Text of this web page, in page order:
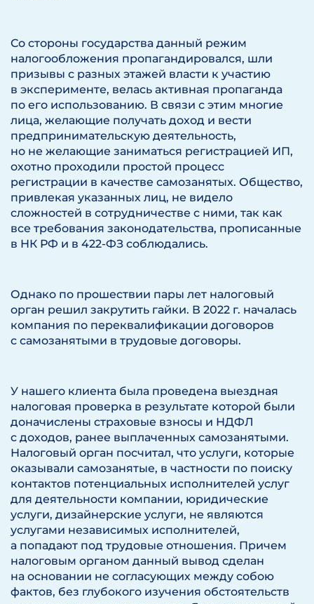
Со стороны государства данный режим
налогообложения пропагандировался, шли
призывы с разных этажей власти к участию
в эксперименте, велась активная пропаганда
по его использованию. В связи с этим многие
лица, желающие получать доход и вести
предпринимательскую деятельность,
но не желающие заниматься регистрацией ИП,
охотно проходили простой процесс
регистрации в качестве самозанятых. Общество,
привлекая указанных лиц, не видело
сложностей в сотрудничестве с ними, так как
все требования законодательства, прописанные
в НК РФ и в 422-ФЗ соблюдались.
Однако по прошествии пары лет налоговый
орган решил закрутить гайки. В 2022 г. началась
компания по переквалификации договоров
с самозанятыми в трудовые договоры.
У нашего клиента была проведена выездная
налоговая проверка в результате которой были
доначислены страховые взносы и НДФЛ
с доходов, ранее выплаченных самозанятыми.
Налоговый орган посчитал, что услуги, которые
оказывали самозанятые, в частности по поиску
контактов потенциальных исполнителей услуг
для деятельности компании, юридические
услуги, дизайнерские услуги, не являются
услугами независимых исполнителей,
а попадают под трудовые отношения. Причем
налоговым органом данный вывод сделан
на основании не согласующих между собою
фактов, без глубокого изучения обстоятельств